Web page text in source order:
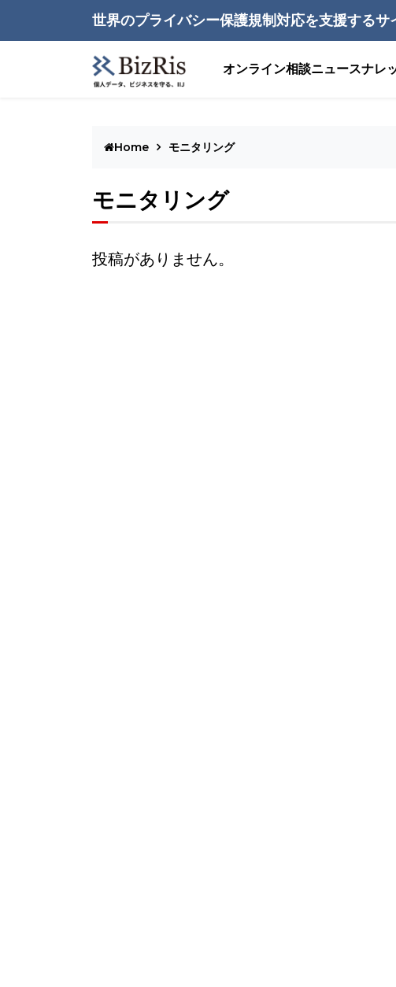
世界のプライバシー保護規制対応を支援するサ
オンライン相談ニュースナレ
Home モニタリング
モニタリング
投稿がありません。